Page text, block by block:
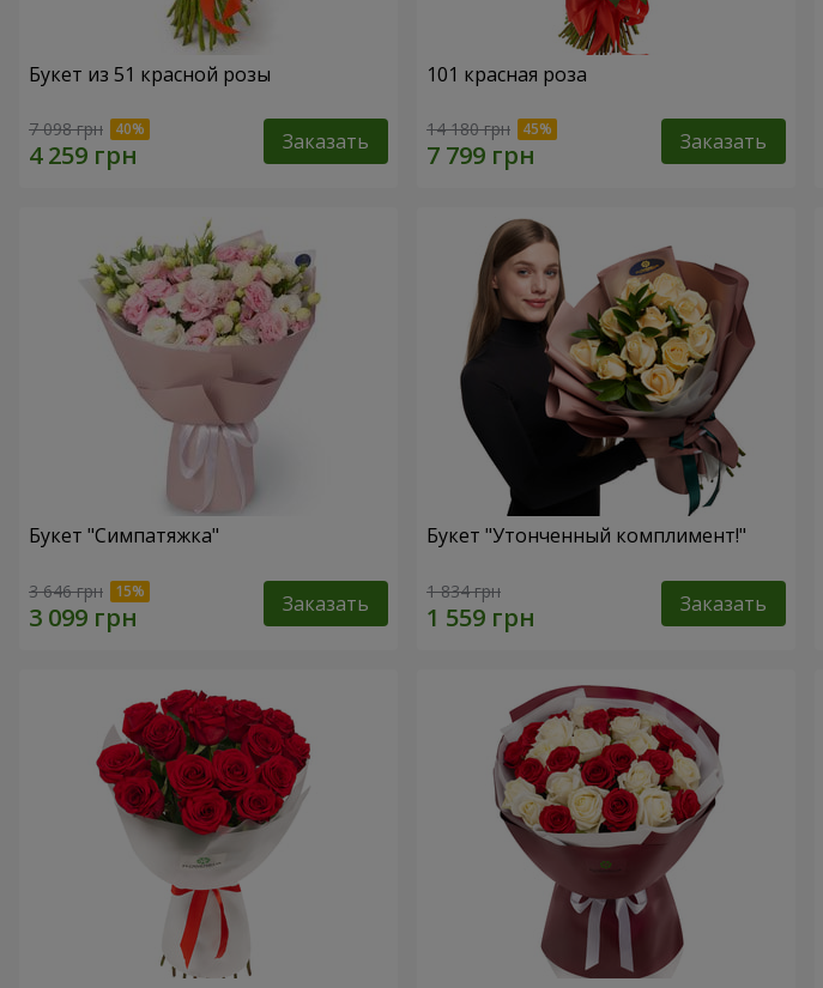
Букет из 51 красной розы
7 098 грн Заказать
101 красная роза
14 180 грн Заказать
Букет "Симпатяжка"
3 646 грн Заказать
Букет "Утонченный комплимент!"
1 834 грн Заказать